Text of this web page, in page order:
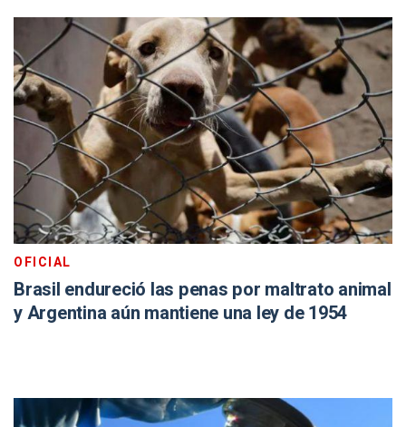
OFICIAL
Brasil endureció las penas por maltrato animal
y Argentina aún mantiene una ley de 1954